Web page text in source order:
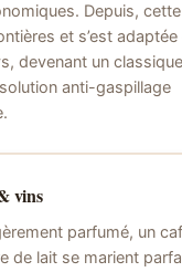
Depuis,
et s’est
devenant un
anti-gaspillage
vins
parfumé, un
de lait se marient